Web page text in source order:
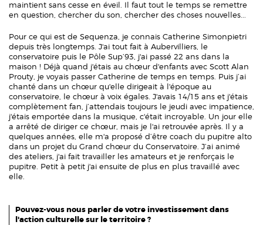
maintient sans cesse en éveil. Il faut tout le temps se remettre
en question, chercher du son, chercher des choses nouvelles...
Pour ce qui est de Sequenza, je connais Catherine Simonpietri
depuis très longtemps. J'ai tout fait à Aubervilliers, le
conservatoire puis le Pôle Sup’93, j'ai passé 22 ans dans la
maison ! Déjà quand j'étais au chœur d'enfants avec Scott Alan
Prouty, je voyais passer Catherine de temps en temps. Puis j’ai
chanté dans un chœur qu'elle dirigeait à l'époque au
conservatoire, le chœur à voix égales. J'avais 14/15 ans et j'étais
complètement fan, j’attendais toujours le jeudi avec impatience,
j'étais emportée dans la musique, c'était incroyable. Un jour elle
a arrêté de diriger ce chœur, mais je l'ai retrouvée après. Il y a
quelques années, elle m'a proposé d’être coach du pupitre alto
dans un projet du Grand chœur du Conservatoire. J’ai animé
des ateliers, j'ai fait travailler les amateurs et je renforçais le
pupitre. Petit à petit j'ai ensuite de plus en plus travaillé avec
elle.
Pouvez-vous nous parler de votre investissement dans
l'action culturelle sur le territoire ?